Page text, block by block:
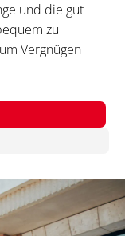
und die gut
zu
Vergnügen